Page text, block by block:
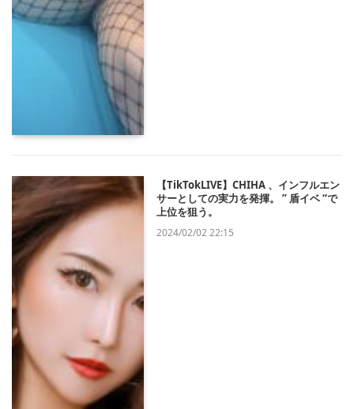
【TikTokLIVE】CHIHA 、インフルエン
サーとしての実力を発揮。 ” 盾イベ “で
上位を狙う。
2024/02/02 22:15